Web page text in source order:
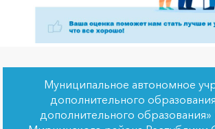
Муниципальное автономное
дополнительного
дополнительного